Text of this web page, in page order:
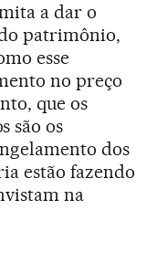
a dar o
patrimônio,
esse
no preço
que os
são os
dos
estão fazendo
na